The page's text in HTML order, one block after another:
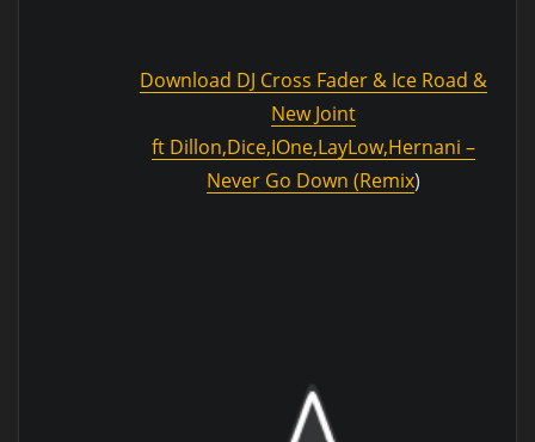
Download DJ Cross Fader & Ice Road &
New Joint
ft Dillon,Dice,IOne,LayLow,Hernani –
Never Go Down (Remix)